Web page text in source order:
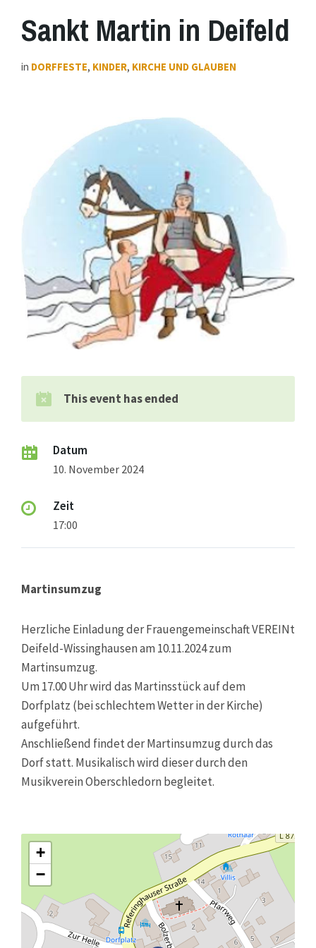
Sankt Martin in Deifeld
in DORFFESTE, KINDER, KIRCHE UND GLAUBEN
This event has ended
Datum
10. November 2024
Zeit
17:00
Martinsumzug
Herzliche Einladung der Frauengemeinschaft VEREINt
Deifeld-Wissinghausen am 10.11.2024 zum
Martinsumzug.
Um 17.00 Uhr wird das Martinsstück auf dem
Dorfplatz (bei schlechtem Wetter in der Kirche)
aufgeführt.
Anschließend findet der Martinsumzug durch das
Dorf statt. Musikalisch wird dieser durch den
Musikverein Oberschledorn begleitet.
+
−